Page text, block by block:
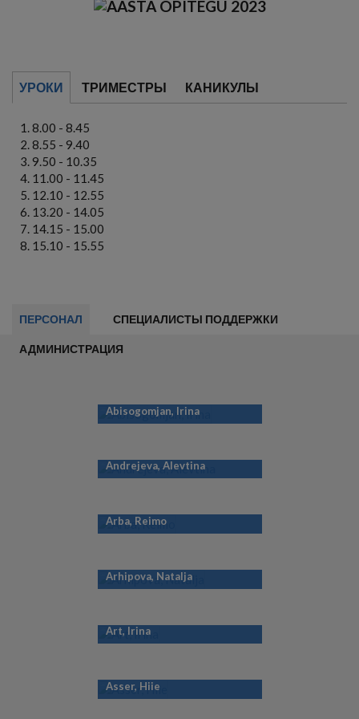
УРОКИ ТРИМЕСТРЫ КАНИКУЛЫ
8.00 - 8.45
8.55 - 9.40
9.50 - 10.35
11.00 - 11.45
12.10 - 12.55
13.20 - 14.05
14.15 - 15.00
15.10 - 15.55
ПЕРСОНАЛ СПЕЦИАЛИСТЫ ПОДДЕРЖКИ
АДМИНИСТРАЦИЯ
Abisogomjan, Irina
Andrejeva, Alevtina
Arba, Reimo
Arhipova, Natalja
Art, Irina
Asser, Hiie